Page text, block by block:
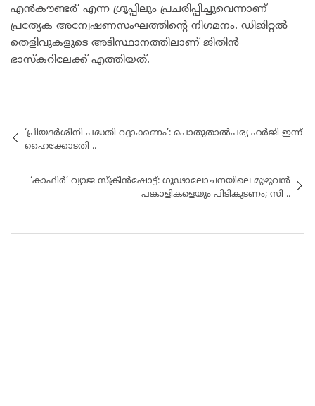
എൻകൗണ്ടർ’ എന്ന ഗ്രൂപ്പിലും പ്രചരിപ്പിച്ചുവെന്നാണ്
പ്രത്യേക അന്വേഷണസംഘത്തിന്റെ നിഗമനം. ഡിജിറ്റൽ
തെളിവുകളുടെ അടിസ്ഥാനത്തിലാണ് ജിതിൻ
ഭാസ്‌കറിലേക്ക് എത്തിയത്.
‘പ്രിയദർശിനി പദ്ധതി റദ്ദാക്കണം’: പൊതുതാൽപര്യ ഹർജി ഇന്ന്
ഹൈക്കോടതി ..
‘കാഫിർ’ വ്യാജ സ്‌ക്രീൻഷോട്ട്: ഗൂഢാലോചനയിലെ മുഴുവൻ
പങ്കാളികളെയും പിടികൂടണം; സി ..